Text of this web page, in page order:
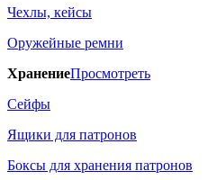
Чехлы, кейсы
Оружейные ремни
ХранениеПросмотреть
Сейфы
Ящики для патронов
Боксы для хранения патронов